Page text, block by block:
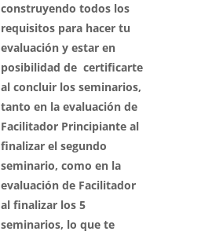
construyendo todos los
requisitos para hacer tu
evaluación y estar en
posibilidad de certificarte
al concluir los seminarios,
tanto en la evaluación de
Facilitador Principiante al
finalizar el segundo
seminario, como en la
evaluación de Facilitador
al finalizar los 5
seminarios, lo que te